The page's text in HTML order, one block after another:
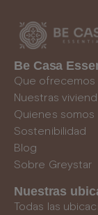
Be Casa
Que ofrecemos
Nuestras
Quienes somos
Sostenibilidad
Blog
Sobre Greystar
Nuestras
Todas las